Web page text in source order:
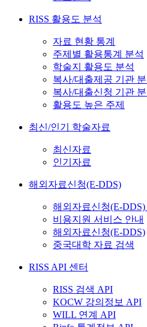
RISS 활용도 분석
자료 현황 통계
주제별 활용통계 분석
학술지 활용도 분석
복사/대출제공 기관
복사/대출신청 기관
활용도 높은 주제
최신/인기 학술자료
최신자료
인기자료
해외자료신청(E-DDS)
해외자료신청(E-DDS)
비용지원 서비스 안내
해외자료신청(E-DDS)
중국대학 자료 검색
RISS API 센터
RISS 검색 API
KOCW 강의정보 API
WILL 연계 API